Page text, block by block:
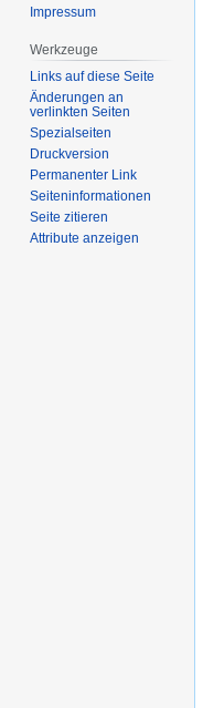
Impressum
Werkzeuge
Links auf diese Seite
Änderungen an
verlinkten Seiten
Spezialseiten
Druckversion
Permanenter Link
Seiten­­informationen
Seite zitieren
Attribute anzeigen